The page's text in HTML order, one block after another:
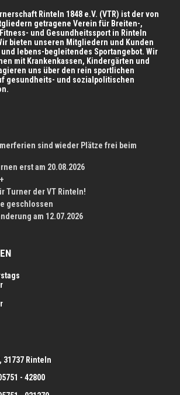
Rinteln 1848 e.V. (VTR) ist der von
getragene Verein für Breiten-,
und Gesundheitssport in Rinteln
bieten unseren Mitgliedern und Kunden
lebens-begleitendes Sportangebot. Wir
mit Krankenkassen, Kindergärten und
uns über den rein sportlichen
gesundheits- und sozialpolitischen
sind wieder Plätze frei beim
erst am 20.08.2026
Turner der VT Rinteln!
geschlossen
am 12.07.2026
31737 Rinteln
- 42800